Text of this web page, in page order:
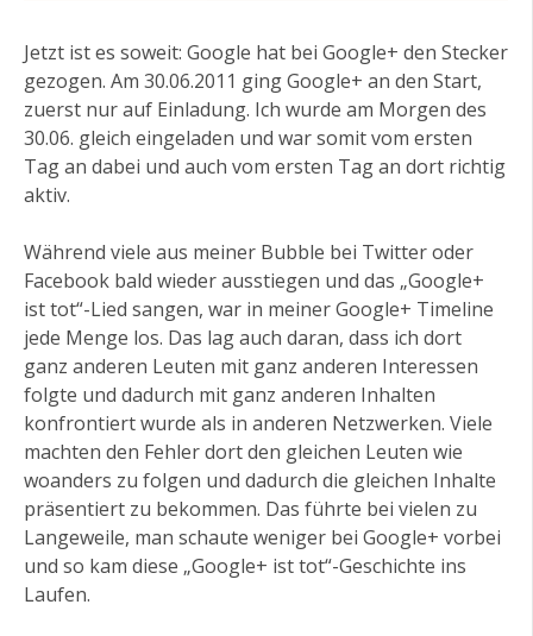
Jetzt ist es soweit: Google hat bei Google+ den Stecker
gezogen. Am 30.06.2011 ging Google+ an den Start,
zuerst nur auf Einladung. Ich wurde am Morgen des
30.06. gleich eingeladen und war somit vom ersten
Tag an dabei und auch vom ersten Tag an dort richtig
aktiv.
Während viele aus meiner Bubble bei Twitter oder
Facebook bald wieder ausstiegen und das „Google+
ist tot“-Lied sangen, war in meiner Google+ Timeline
jede Menge los. Das lag auch daran, dass ich dort
ganz anderen Leuten mit ganz anderen Interessen
folgte und dadurch mit ganz anderen Inhalten
konfrontiert wurde als in anderen Netzwerken. Viele
machten den Fehler dort den gleichen Leuten wie
woanders zu folgen und dadurch die gleichen Inhalte
präsentiert zu bekommen. Das führte bei vielen zu
Langeweile, man schaute weniger bei Google+ vorbei
und so kam diese „Google+ ist tot“-Geschichte ins
Laufen.